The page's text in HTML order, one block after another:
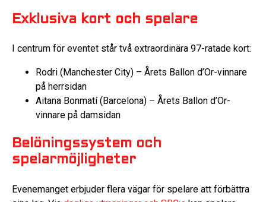
Exklusiva kort och spelare
I centrum för eventet står två extraordinära 97-ratade kort:
Rodri (Manchester City) – Årets Ballon d’Or-vinnare
på herrsidan
Aitana Bonmatí (Barcelona) – Årets Ballon d’Or-
vinnare på damsidan
Belöningssystem och
spelarmöjligheter
Evenemanget erbjuder flera vägar för spelare att förbättra